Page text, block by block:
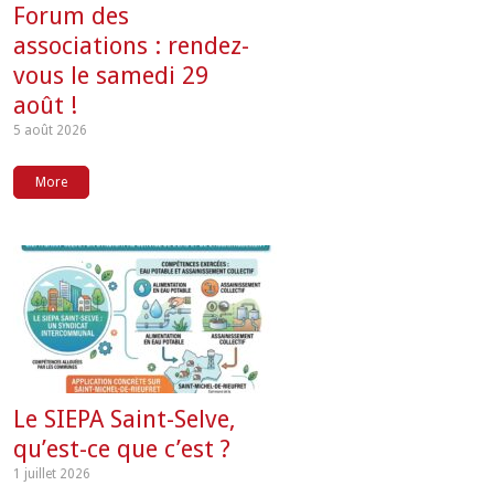
Forum des
associations : rendez-
vous le samedi 29
août !
5 août 2026
More
Le SIEPA Saint-Selve,
qu’est-ce que c’est ?
1 juillet 2026